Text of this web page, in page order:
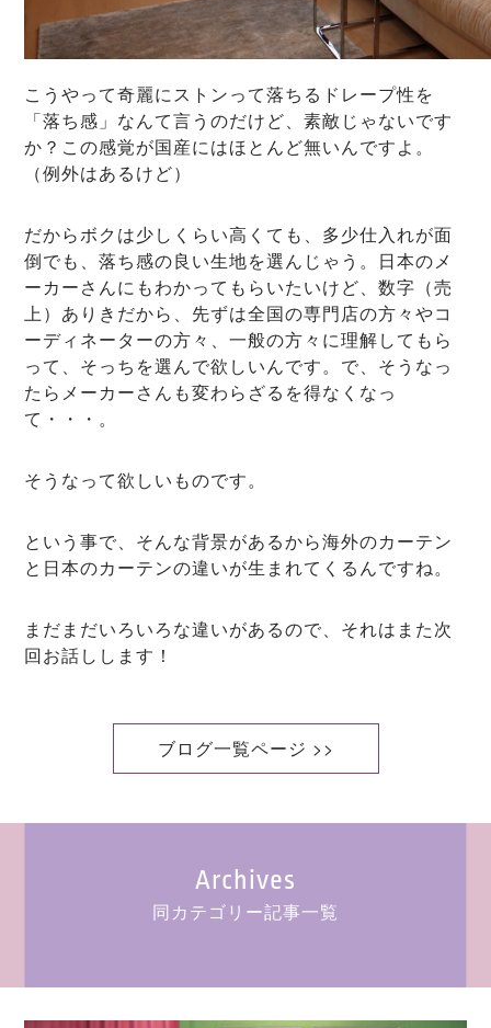
こうやって奇麗にストンって落ちるドレープ性を
「落ち感」なんて言うのだけど、素敵じゃないです
か？この感覚が国産にはほとんど無いんですよ。
（例外はあるけど）
だからボクは少しくらい高くても、多少仕入れが面
倒でも、落ち感の良い生地を選んじゃう。日本のメ
ーカーさんにもわかってもらいたいけど、数字（売
上）ありきだから、先ずは全国の専門店の方々やコ
ーディネーターの方々、一般の方々に理解してもら
って、そっちを選んで欲しいんです。で、そうなっ
たらメーカーさんも変わらざるを得なくなっ
て・・・。
そうなって欲しいものです。
という事で、そんな背景があるから海外のカーテン
と日本のカーテンの違いが生まれてくるんですね。
まだまだいろいろな違いがあるので、それはまた次
回お話しします！
ブログ一覧ページ >>
Archives
同カテゴリー記事一覧